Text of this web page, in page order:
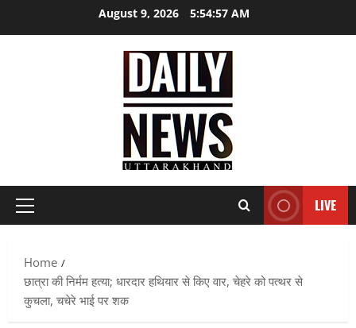
August 9, 2026 5:54:58 AM
Primary
LIVE
Home
छात्रा की निर्मम हत्या; धारदार हथियार से किए वार, चेहरे को पत्थर से
कुचला, चचेरे भाई पर शक